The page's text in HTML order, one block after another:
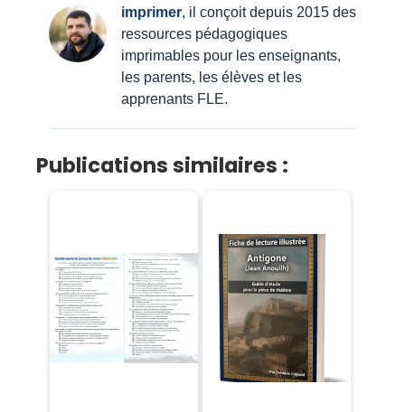
imprimer, il conçoit depuis 2015 des
ressources pédagogiques
imprimables pour les enseignants,
les parents, les élèves et les
apprenants FLE.
Publications similaires :